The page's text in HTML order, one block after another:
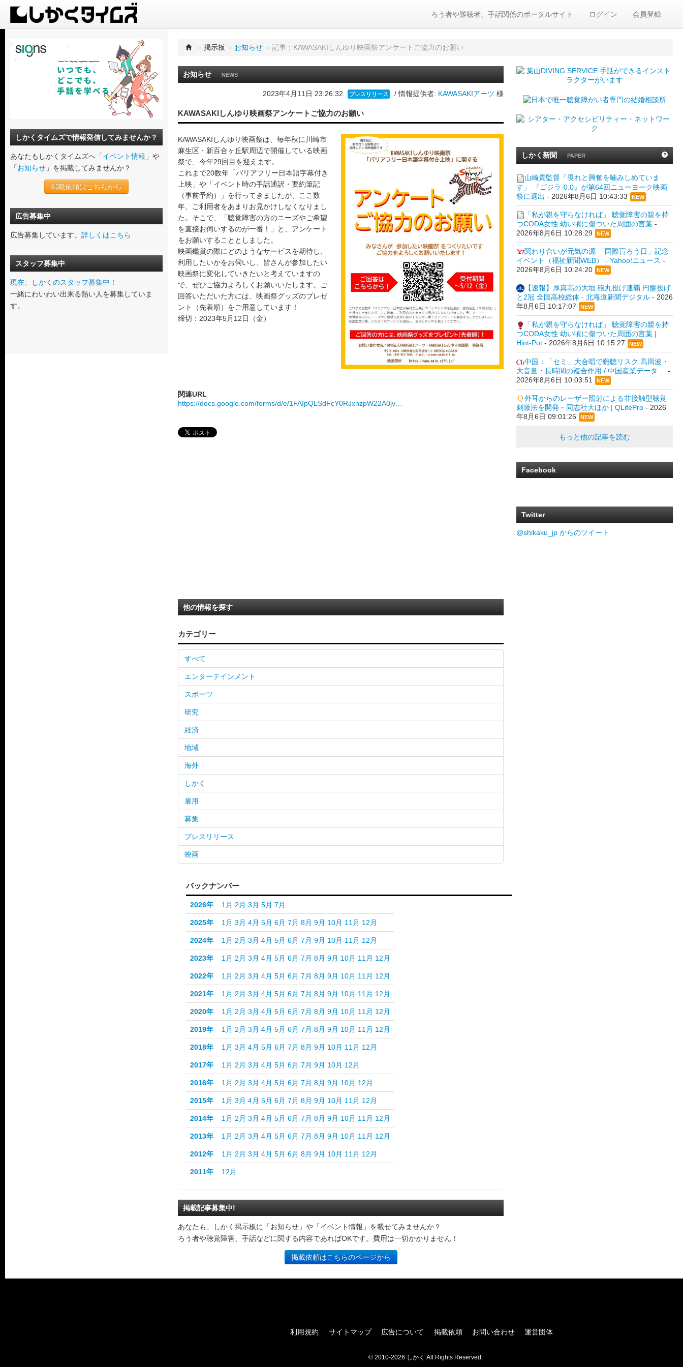
ログイン 会員登録
ろう者や難聴者、手話関係のポータルサイト
しかくタイムズで情報発信してみませんか？
あなたもしかくタイムズへ「イベント情報 」や
「お知らせ 」を掲載してみませんか？
掲載依頼はこちらから
広告募集中
広告募集しています。 詳しくはこちら
スタッフ募集中
現在、しかくのスタッフ募集中！
一緒にわいわい出来る熱い人を募集していま
す。
» 掲示板 » お知らせ » 記事：KAWASAKIしんゆり映画祭アンケートご協力のお願い
お知らせ NEWS
2023年4月11日 23:26:32 プレスリリース / 情報提供者: KAWASAKIアーツ 様
KAWASAKIしんゆり映画祭アンケートご協力のお願い
KAWASAKIしんゆり映画祭は、毎年秋に川崎市
麻生区・新百合ヶ丘駅周辺で開催している映画
祭で、今年29回目を迎えます。
これまで20数年「バリアフリー日本語字幕付き
上映」や「イベント時の手話通訳・要約筆記
（事前予約）」を行ってきましたが、ここ数
年、ご利用者をあまりお見かけしなくなりまし
た。そこで、「聴覚障害の方のニーズやご希望
を直接お伺いするのが一番！」と、アンケート
をお願いすることとしました。
映画鑑賞の際にどのようなサービスを期待し、
利用したいかをお伺いし、皆さんが参加したい
映画祭に変化していきたいと考えていますの
で、ぜひご協力よろしくお願いいたします。ご
回答いただいた方には、映画祭グッズのプレゼ
ント（先着順）をご用意しています！
締切：2023年5月12日（金）
関連URL
https://docs.google.com/forms/d/e/1FAIpQLSdFcY0RJxnzpW22A0jv…
他の情報を探す
カテゴリー
すべて
エンターテインメント
スポーツ
研究
経済
地域
海外
しかく
雇用
募集
プレスリリース
映画
バックナンバー
2026年 1月 2月 3月 5月 7月
2025年 1月 3月 4月 5月 6月 7月 8月 9月 10月 11月 12月
2024年 1月 2月 3月 4月 5月 6月 7月 9月 10月 11月 12月
2023年 1月 2月 3月 4月 5月 6月 7月 8月 9月 10月 11月 12月
2022年 1月 2月 3月 4月 5月 6月 7月 8月 9月 10月 11月 12月
2021年 1月 2月 3月 4月 5月 6月 7月 8月 9月 10月 11月 12月
2020年 1月 2月 3月 4月 5月 6月 7月 8月 9月 10月 11月 12月
2019年 1月 2月 3月 4月 5月 6月 7月 8月 9月 10月 11月 12月
2018年 1月 3月 4月 5月 6月 7月 8月 9月 10月 11月 12月
2017年 1月 2月 3月 4月 5月 6月 7月 9月 10月 12月
2016年 1月 2月 3月 4月 5月 6月 7月 8月 9月 10月 12月
2015年 1月 3月 4月 5月 6月 7月 8月 9月 10月 11月 12月
2014年 1月 2月 3月 4月 5月 6月 7月 8月 9月 10月 11月 12月
2013年 1月 2月 3月 4月 5月 6月 7月 8月 9月 10月 11月 12月
2012年 1月 2月 3月 4月 5月 6月 8月 9月 10月 11月 12月
2011年 12月
掲載記事募集中!
あなたも、しかく掲示板に「お知らせ」や「イベント情報」を載せてみませんか？
ろう者や聴覚障害、手話などに関する内容であればOKです。費用は一切かかりません！
掲載依頼はこちらのページから
しかく新聞 PAPER
山崎貴監督「畏れと興奮を噛みしめていま
す」 『ゴジラ-0.0』が第64回ニューヨーク映画
祭に選出 - 2026年8月6日 10:43:33 NEW
「私が親を守らなければ」 聴覚障害の親を持
つCODA女性 幼い頃に傷ついた周囲の言葉-
2026年8月6日 10:28:29
NEW
関わり合いが元気の源 「国際盲ろう日」記念
イベント（福祉新聞WEB） - Yahoo!ニュース -
2026年8月6日 10:24:20
NEW
【速報】厚真高の大垣 砲丸投げ連覇 円盤投げ
と2冠 全国高校総体 - 北海道新聞デジタル- 2026
年8月6日 10:17:07
NEW
「私が親を守らなければ」 聴覚障害の親を持
つCODA女性 幼い頃に傷ついた周囲の言葉 |
Hint-Pot- 2026年8月6日 10:15:27 NEW
中国：「セミ」大合唱で難聴リスク 高周波・
大音量・長時間の複合作用 / 中国産業データ ...
-
2026年8月6日 10:03:51
NEW
外耳からのレーザー照射による非接触型聴覚
刺激法を開発－同志社大ほか | QLifePro- 2026
年8月6日 09:01:25
NEW
もっと他の記事を読む
Facebook
Twitter
@shikaku_jp からのツイート
利用規約 サイトマップ 広告について 掲載依頼 お問い合わせ 運営団体
© 2010-2026 しかく All Rights Reserved.